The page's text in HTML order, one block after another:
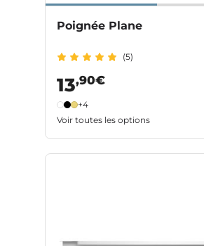
Poignée Plane
(5)
13,90€
+4
Voir toutes les options